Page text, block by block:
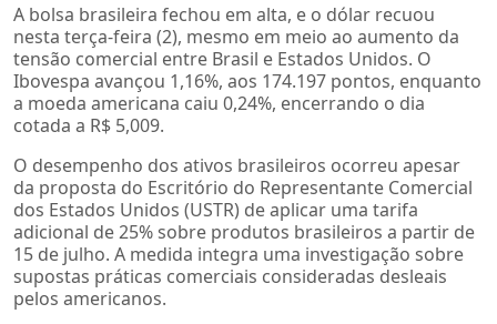
A bolsa brasileira fechou em alta, e o dólar recuou
nesta terça-feira (2), mesmo em meio ao aumento da
tensão comercial entre Brasil e Estados Unidos. O
Ibovespa avançou 1,16%, aos 174.197 pontos, enquanto
a moeda americana caiu 0,24%, encerrando o dia
cotada a R$ 5,009.
O desempenho dos ativos brasileiros ocorreu apesar
da proposta do Escritório do Representante Comercial
dos Estados Unidos (USTR) de aplicar uma tarifa
adicional de 25% sobre produtos brasileiros a partir de
15 de julho. A medida integra uma investigação sobre
supostas práticas comerciais consideradas desleais
pelos americanos.